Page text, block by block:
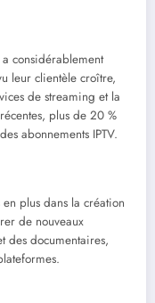
a considérablement
leur clientèle croître,
de streaming et la
plus de 20 %
abonnements IPTV.
en plus dans la création
de nouveaux
des documentaires,